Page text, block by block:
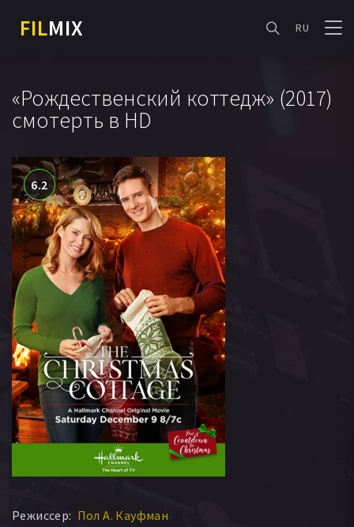
FILMIX RU
«Рождественский коттедж» (2017)
смотерть в HD
6.2
Режиссер: Пол А. Кауфман